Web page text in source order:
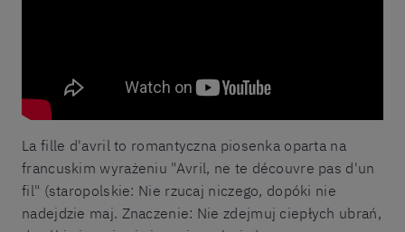
La fille d'avril to romantyczna piosenka oparta na
francuskim wyrażeniu "Avril, ne te découvre pas d'un
fil" (staropolskie: Nie rzucaj niczego, dopóki nie
nadejdzie maj. Znaczenie: Nie zdejmuj ciepłych ubrań,